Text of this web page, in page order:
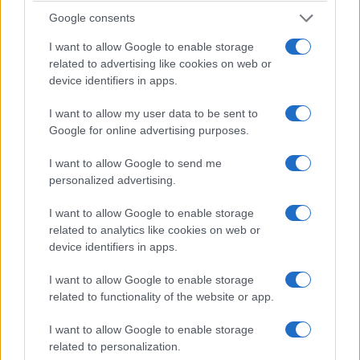
Google consents
I want to allow Google to enable storage
related to advertising like cookies on web or
device identifiers in apps.
I want to allow my user data to be sent to
Google for online advertising purposes.
I want to allow Google to send me
personalized advertising.
I want to allow Google to enable storage
related to analytics like cookies on web or
device identifiers in apps.
I want to allow Google to enable storage
related to functionality of the website or app.
I want to allow Google to enable storage
related to personalization.
nie jest typowym przedstawicielem segmentu C.
Podobnie jak Hyundai Kona “stoi w rozkroku” pomiędzy
segmentem B i C.
Zobacz 79 zdjęć